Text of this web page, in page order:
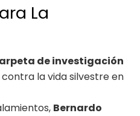
La
de investigación
la vida silvestre en
Bernardo